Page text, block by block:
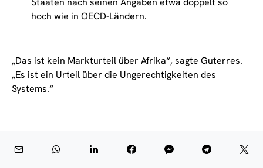
hoch wie in OECD-Ländern.
„Das ist kein Markturteil über Afrika“, sagte Guterres.
„Es ist ein Urteil über die Ungerechtigkeiten des
Systems.“
Nairobi gewinnt als